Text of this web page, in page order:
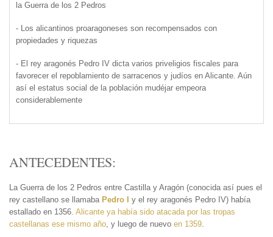
la Guerra de los 2 Pedros
- Los alicantinos proaragoneses son recompensados con
propiedades y riquezas
- El rey aragonés Pedro IV dicta varios priveligios fiscales para
favorecer el repoblamiento de sarracenos y judíos en Alicante. Aún
así el estatus social de la población mudéjar empeora
considerablemente
ANTECEDENTES:
La Guerra de los 2 Pedros entre Castilla y Aragón (conocida así pues el
rey castellano se llamaba Pedro I y el rey aragonés Pedro IV) había
estallado en 1356. Alicante ya había sido atacada por las tropas
castellanas ese mismo año , y luego de nuevo en 1359